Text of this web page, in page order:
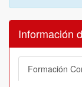
Información
Formación